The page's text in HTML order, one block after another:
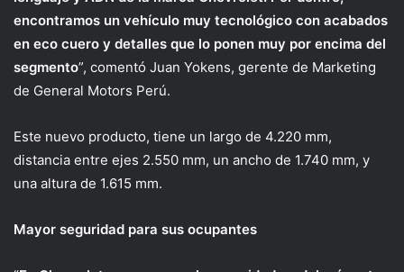
encontramos un vehículo muy tecnológico con acabados
en eco cuero y detalles que lo ponen muy por encima del
segmento”, comentó Juan Yokens, gerente de Marketing
de General Motors Perú.
Este nuevo producto, tiene un largo de 4.220 mm,
distancia entre ejes 2.550 mm, un ancho de 1.740 mm, y
una altura de 1.615 mm.
Mayor seguridad para sus ocupantes